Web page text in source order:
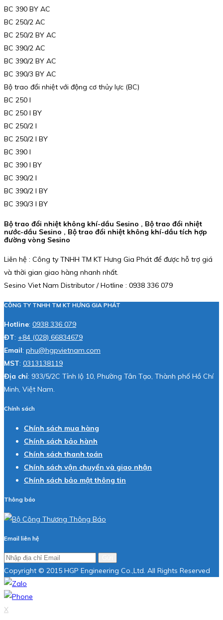
BC 390 BY AC
BC 250/2 AC
BC 250/2 BY AC
BC 390/2 AC
BC 390/2 BY AC
BC 390/3 BY AC
Bộ trao đổi nhiệt với động cơ thủy lực (BC)
BC 250 I
BC 250 I BY
BC 250/2 I
BC 250/2 I BY
BC 390 I
BC 390 I BY
BC 390/2 I
BC 390/2 I BY
BC 390/3 I BY
Bộ trao đổi nhiệt không khí-dầu Sesino , Bộ trao đổi nhiệt
nước-dầu Sesino , Bộ trao đổi nhiệt không khí-dầu tích hợp
đường vòng Sesino
Liên hệ : Công ty TNHH TM KT Hưng Gia Phát để được hỗ trợ giá
và thời gian giao hàng nhanh nhất.
Sesino Viet Nam Distributor / Hotline : 0938 336 079
CÔNG TY TNHH TM KT HƯNG GIA PHÁT
Hotline: 0938 336 079
ĐT: +84 (028) 66834679
Email: phu@hgpvietnam.com
MST: 0313138119
Địa chỉ: 933/5/2C Tỉnh lộ 10, Phường Tân Tạo, Thành phố Hồ Chí
Minh, Việt Nam.
Chính sách
Chính sách mua hàng
Chính sách bảo hành
Chính sách thanh toán
Chính sách vận chuyển và giao nhận
Chính sách bảo mật thông tin
Thông báo
Email liên hệ
Copyright © 2015 HGP Engineering Co.,Ltd. All Rights Reserved
X